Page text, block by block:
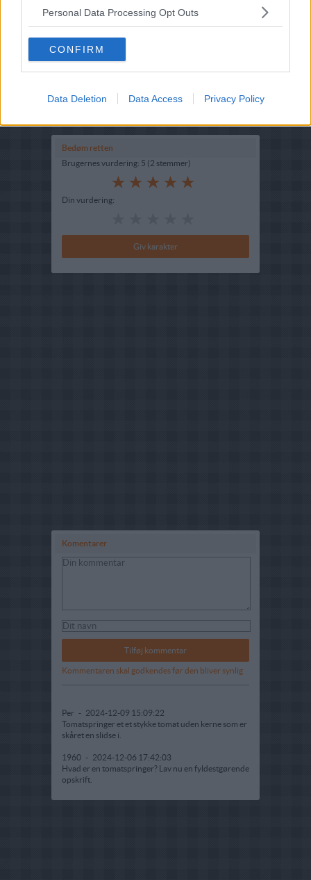
Personal Data Processing Opt Outs
CONFIRM
Data Deletion Data Access Privacy Policy
Ret :Frokost
Fryseegnet : Ikke fryseegnet
2023-08-31
Bedøm retten
Brugernes vurdering: 5 (2 stemmer)
Din vurdering:
Komentarer
Kommentaren skal godkendes før den bliver synlig
Per - 2024-12-09 15:09:22
Tomatspringer et et stykke tomat uden kerne som er
skåret en slidse i.
1960 - 2024-12-06 17:42:03
Hvad er en tomatspringer? Lav nu en fyldestgørende
opskrift.